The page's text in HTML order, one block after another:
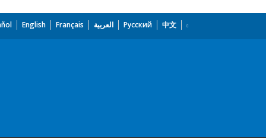
English Français العربية Русский 中文